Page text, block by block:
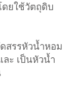
ยใช้วัตถุดิบ
สรรหัวน้ำหอม
ะ เป็นหัวน้ำ